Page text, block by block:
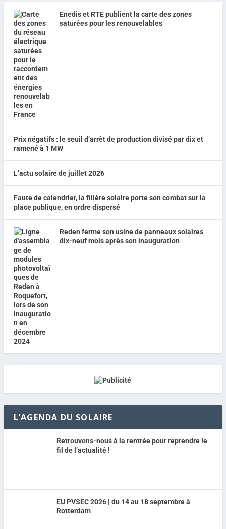
Enedis et RTE publient la carte des zones
saturées pour les renouvelables
Prix négatifs : le seuil d’arrêt de production divisé par dix et
ramené à 1 MW
L’actu solaire de juillet 2026
Faute de calendrier, la filière solaire porte son combat sur la
place publique, en ordre dispersé
Reden ferme son usine de panneaux solaires
dix-neuf mois après son inauguration
L’AGENDA DU SOLAIRE
Retrouvons-nous à la rentrée pour reprendre le
fil de l’actualité !
EU PVSEC 2026 | du 14 au 18 septembre à
Rotterdam